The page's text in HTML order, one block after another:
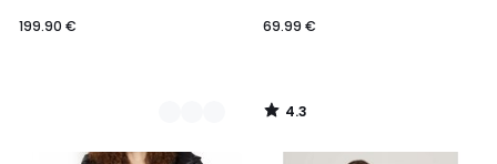
199.90 €
69.99 €
4.3
/